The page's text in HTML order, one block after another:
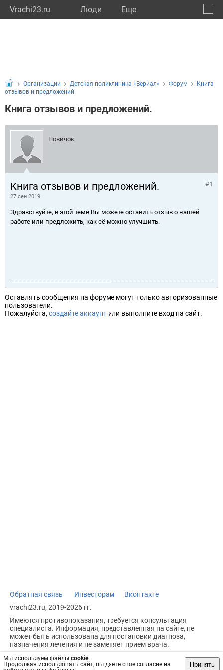
Vrachi23.ru Люди Eще
Мы используем файлы cookie.
Продолжая использовать сайт, вы даете свое согласие на
Принять
Организации Детская поликлиника «Вериал» Форум
Книга
отзывов и предложений.
Книга отзывов и предложений.
Новичок
Книга отзывов и предложений.
27 сен 2019
#1
Здравствуйте, в этой теме Вы можете оставить отзыв о нашей
работе или предложить, как её можно улучшить.
Оставлять сообщения на форуме могут только авторизованные
пользователи.
Пожалуйста, создайте аккаунт или выполните вход на сайт.
Обратная связь Инвесторам
Вконтакте
vrachi23.ru, 2019-2026 гг.
Имеются противопоказания, требуется консультация
специалиста. Информация, представленная на сайте, не
может быть использована для постановки диагноза,
назначения лечения и не заменяет прием врача.
Возрастное ограничение: 18+